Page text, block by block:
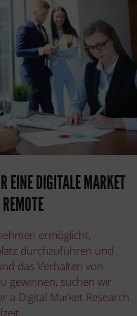
EINE DIGITALE MARKET
ermöglicht,
durchzuführen und
das Verhalten von
gewinnen, suchen wir
a Digital Market Research